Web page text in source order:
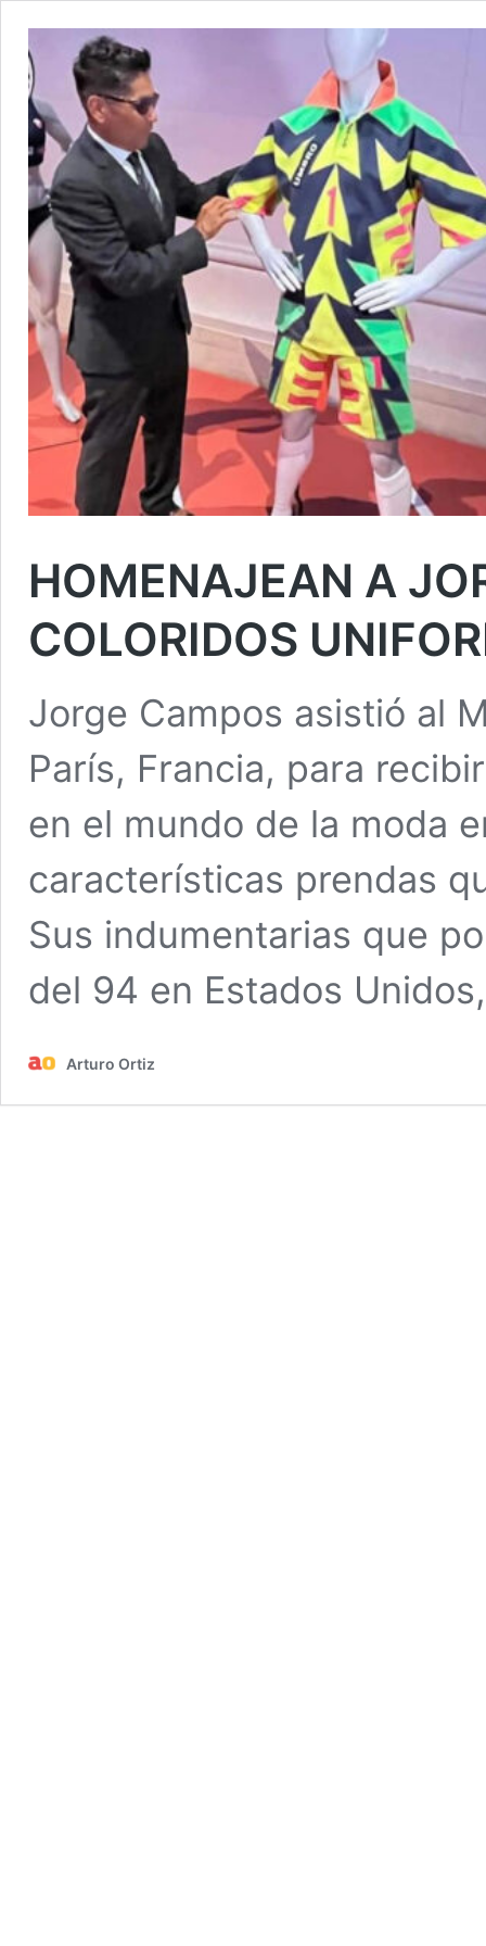
HOMENAJEAN A
COLORIDOS
Jorge Campos asistió al
París, Francia, para
en el mundo de la moda
características prendas
Sus indumentarias que
del 94 en Estados
Arturo Ortiz